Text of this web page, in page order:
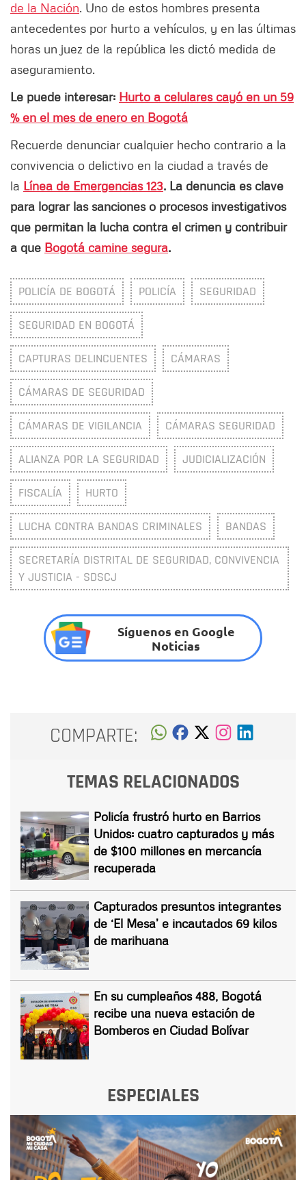
de la Nación. Uno de estos hombres presenta
antecedentes por hurto a vehículos, y en las últimas
horas un juez de la república les dictó medida de
aseguramiento.
Le puede interesar: Hurto a celulares cayó en un 59
% en el mes de enero en Bogotá
Recuerde denunciar cualquier hecho contrario a la
convivencia o delictivo en la ciudad a través de
la Línea de Emergencias 123. La denuncia es clave
para lograr las sanciones o procesos investigativos
que permitan la lucha contra el crimen y contribuir
a que Bogotá camine segura.
POLICÍA DE BOGOTÁ POLICÍA SEGURIDAD
SEGURIDAD EN BOGOTÁ
CAPTURAS DELINCUENTES CÁMARAS
CÁMARAS DE SEGURIDAD
CÁMARAS DE VIGILANCIA CÁMARAS SEGURIDAD
ALIANZA POR LA SEGURIDAD JUDICIALIZACIÓN
FISCALÍA HURTO
LUCHA CONTRA BANDAS CRIMINALES BANDAS
SECRETARÍA DISTRITAL DE SEGURIDAD, CONVIVENCIA
Y JUSTICIA - SDSCJ
Síguenos en Google
Noticias
COMPARTE:
TEMAS RELACIONADOS
Policía frustró hurto en Barrios
Unidos: cuatro capturados y más
de $100 millones en mercancía
recuperada
Capturados presuntos integrantes
de ‘El Mesa’ e incautados 69 kilos
de marihuana
En su cumpleaños 488, Bogotá
recibe una nueva estación de
Bomberos en Ciudad Bolívar
ESPECIALES